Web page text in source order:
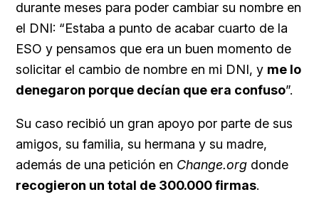
durante meses para poder cambiar su nombre en
el DNI: “Estaba a punto de acabar cuarto de la
ESO y pensamos que era un buen momento de
solicitar el cambio de nombre en mi DNI, y me lo
denegaron porque decían que era confuso”.
Su caso recibió un gran apoyo por parte de sus
amigos, su familia, su hermana y su madre,
además de una petición en Change.org donde
recogieron un total de 300.000 firmas.